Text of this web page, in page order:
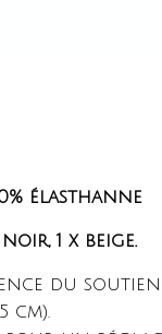
élasthanne
1 x beige.
du
cm).